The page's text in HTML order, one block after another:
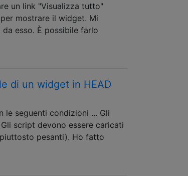
un link "Visualizza tutto"
mostrare il widget. Mi
esso. È possibile farlo
di un widget in HEAD
le seguenti condizioni ... Gli
script devono essere caricati
pesanti). Ho fatto